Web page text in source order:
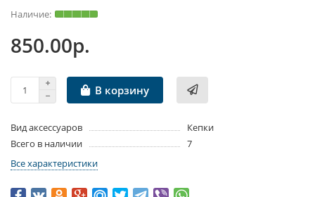
850.00р.
В корзину
Вид аксессуаров
Кепки
Всего в наличии
7
Все характеристики